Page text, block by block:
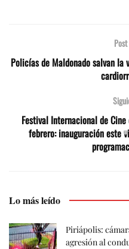
Policías de Maldonado salvan la
Festival Internacional de
febrero: inauguración este
Lo más leído
Piriápolis:
agresión al